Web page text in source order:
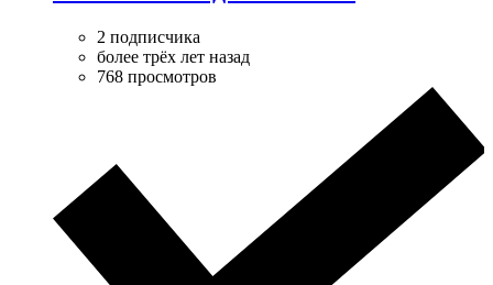
2 подписчика
более трёх лет назад
768 просмотров